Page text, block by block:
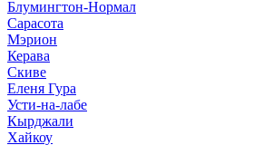
Блумингтон-Нормал
Сарасота
Мэрион
Керава
Скиве
Еленя Гура
Усти-на-лабе
Кырджали
Хайкоу